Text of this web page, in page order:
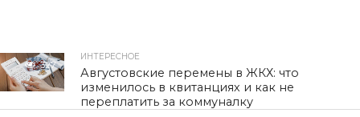
327
ИНТЕРЕСНОЕ
Августовские перемены в ЖКХ: что
изменилось в квитанциях и как не
переплатить за коммуналку